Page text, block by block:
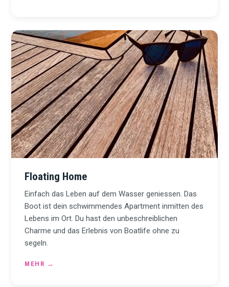
Floating Home
Einfach das Leben auf dem Wasser geniessen. Das
Boot ist dein schwimmendes Apartment inmitten des
Lebens im Ort. Du hast den unbeschreiblichen
Charme und das Erlebnis von Boatlife ohne zu
segeln.
MEHR →